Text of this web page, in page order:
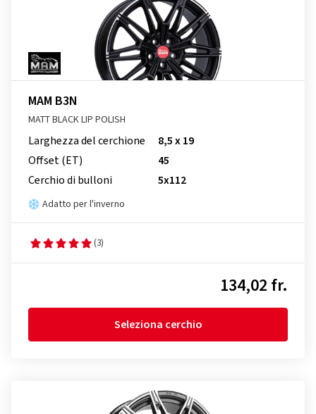
MAM B3N
MATT BLACK LIP POLISH
Larghezza del cerchione
8,5 x 19
Offset (ET)
45
Cerchio di bulloni
5x112
Adatto per l'inverno
(3)
134,02 fr.
Seleziona cerchio